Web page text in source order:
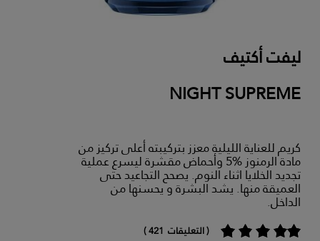
ليفت أكتيف
NIGHT SUPREME
كريم للعناية الليلية معزز بتركيبته أعلى تركيز من
مادة الرمنوز %5 وأحماض مقشرة ليسرع عملية
تجديد الخلايا اثناء النوم. يصحح التجاعيد حتى
العميقة منها. يشد البشرة و يحسنها من
الداخل.
( التعليقات 421 )